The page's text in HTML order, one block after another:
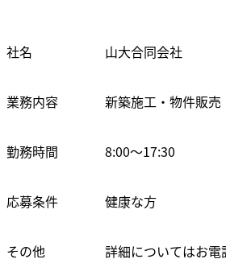
社名 山大合同会社
業務内容 新築施工・物件販
勤務時間 8:00～17:30
応募条件 健康な方
その他 詳細についてはお電